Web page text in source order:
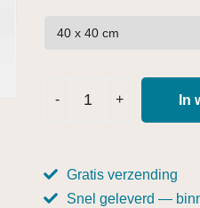
In
Gratis verzending
Snel geleverd —